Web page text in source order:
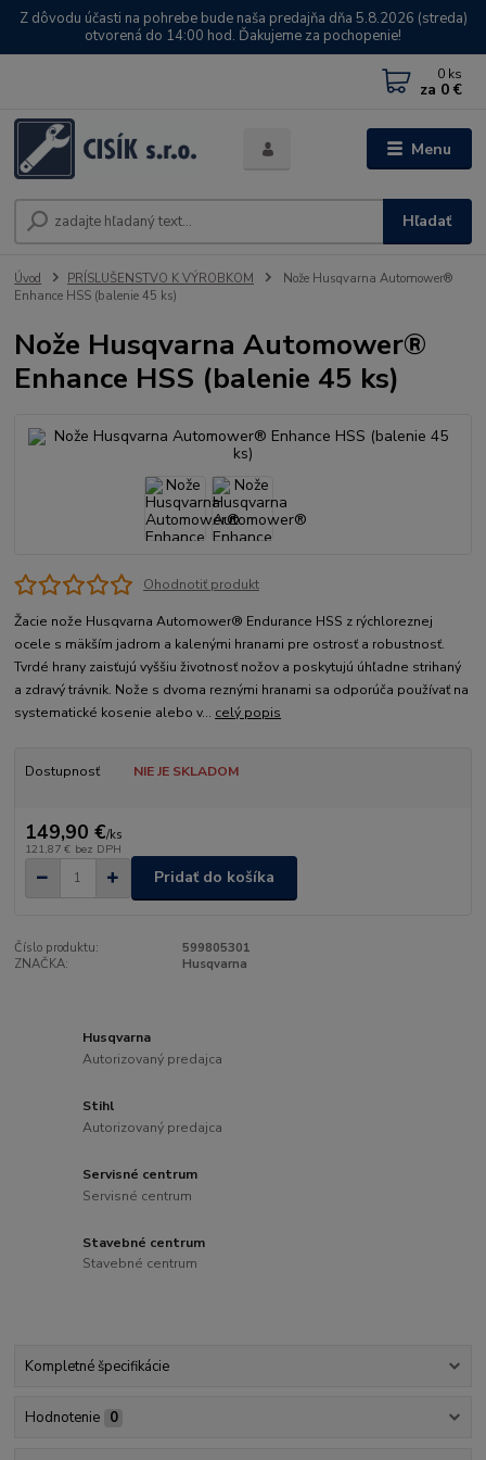
Z dôvodu účasti na pohrebe bude naša predajňa dňa 5.8.2026 (streda)
otvorená do 14:00 hod. Ďakujeme za pochopenie!
Menu
Hľadať
0 ks
za 0 €
Úvod PRÍSLUŠENSTVO K VÝROBKOM
Nože Husqvarna Automower®
Enhance HSS (balenie 45 ks)
Nože Husqvarna Automower®
Enhance HSS (balenie 45 ks)
Ohodnotiť produkt
Žacie nože Husqvarna Automower® Endurance HSS z rýchloreznej
ocele s mäkším jadrom a kalenými hranami pre ostrosť a robustnosť.
Tvrdé hrany zaisťujú vyššiu životnosť nožov a poskytujú úhľadne strihaný
a zdravý trávnik. Nože s dvoma reznými hranami sa odporúča používať na
systematické kosenie alebo v... celý popis
Dostupnosť NIE JE SKLADOM
149,90 €/ks
121,87 € bez DPH
Pridať do košíka
Číslo produktu:
599805301
ZNAČKA:
Husqvarna
Husqvarna
Autorizovaný predajca
Stihl
Autorizovaný predajca
Servisné centrum
Servisné centrum
Stavebné centrum
Stavebné centrum
Kompletné špecifikácie
Hodnotenie 0